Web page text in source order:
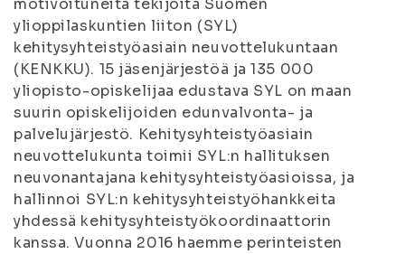
motivoituneita tekijöitä Suomen
ylioppilaskuntien liiton (SYL)
kehitysyhteistyöasiain neuvottelukuntaan
(KENKKU). 15 jäsenjärjestöä ja 135 000
yliopisto-opiskelijaa edustava SYL on maan
suurin opiskelijoiden edunvalvonta- ja
palvelujärjestö. Kehitysyhteistyöasiain
neuvottelukunta toimii SYL:n hallituksen
neuvonantajana kehitysyhteistyöasioissa, ja
hallinnoi SYL:n kehitysyhteistyöhankkeita
yhdessä kehitysyhteistyökoordinaattorin
kanssa. Vuonna 2016 haemme perinteisten